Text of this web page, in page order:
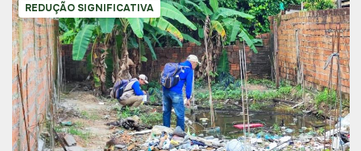
REDUÇÃO SIGNIFICATIVA